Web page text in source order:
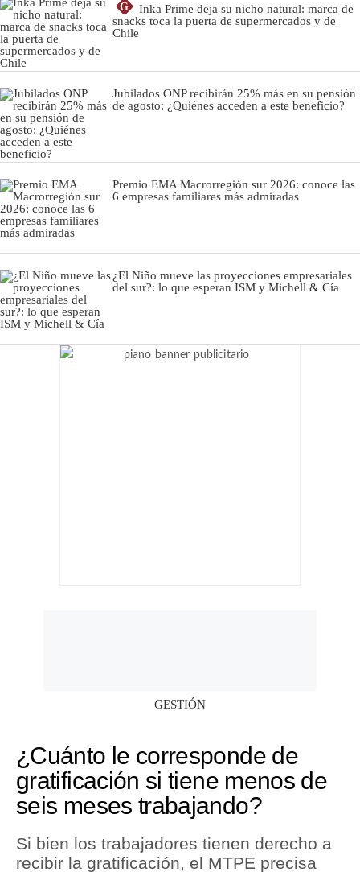
G
Inka Prime deja su nicho natural: marca de
snacks toca la puerta de supermercados y de
Chile
Jubilados ONP recibirán 25% más en su pensión
de agosto: ¿Quiénes acceden a este beneficio?
Premio EMA Macrorregión sur 2026: conoce las
6 empresas familiares más admiradas
¿El Niño mueve las proyecciones empresariales
del sur?: lo que esperan ISM y Michell & Cía